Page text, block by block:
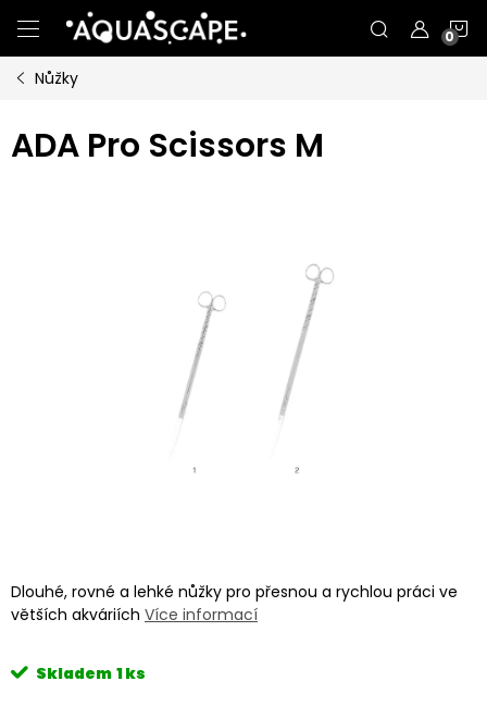
na
obsah
Nůžky
ADA Pro Scissors M
Dlouhé, rovné a lehké nůžky pro přesnou a rychlou práci ve
větších akváriích Více informací
Skladem 1 ks